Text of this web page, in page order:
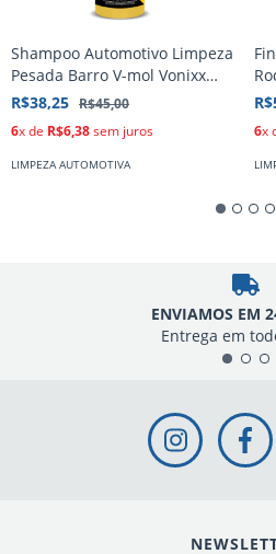
Shampoo Automotivo Limpeza
Pesada Barro V-mol Vonixx
1,5L
R$38,25 R$45,00
6x de R$6,38sem juros
LIMPEZA AUTOMOTIVA
6x
ENVIAMOS EM
Entrega em